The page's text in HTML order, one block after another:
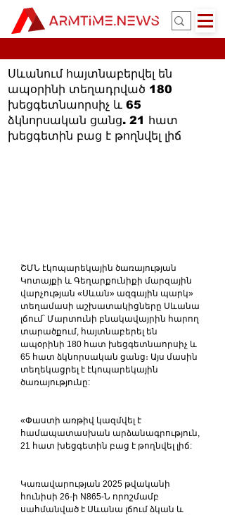
Սևանում հայտնաբերվել են
ապօրինի տեղադրված 180
խեցգետնաորսիչ և 65
ձկնորսական ցանց. 21 հատ
խեցգետին բաց է թողնվել լիճ
ՇՄՆ էկոպարեկային ծառայության
Կոտայքի և Գեղարքունիքի մարզային
վարչության «Սևան» ազգային պարկ»
տեղամասի աշխատակիցները Սևանա
լճում՝ Մարտունի բնակավայրին հարող
տարածքում, հայտնաբերել են
ապօրինի 180 հատ խեցգետնաորսիչ և
65 հատ ձկնորսական ցանց։ Այս մասին
տեղեկացրել է էկոպարեկային
ծառայությունը:
«Փաստի առթիվ կազմվել է
համապատասխան արձանագրություն,
21 հատ խեցգետին բաց է թողնվել լիճ:
Կառավարության 2025 թվականի
հունիսի 26-ի N865-Ն որոշմամբ
սահմանված է Սևանա լճում ձկան և